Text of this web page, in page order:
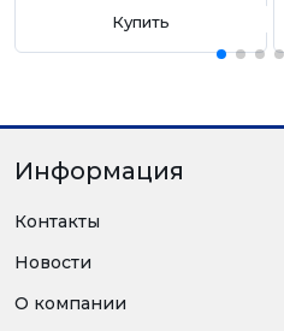
Купить
Информация
Контакты
Новости
О компании